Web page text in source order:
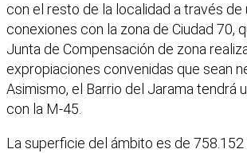
con el resto de la localidad a través de
conexiones con la zona de Ciudad 70,
Junta de Compensación de zona
expropiaciones convenidas que sean
Asimismo, el Barrio del Jarama tendrá
con la M-45.
La superficie del ámbito es de